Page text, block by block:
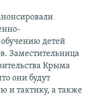
обучению детей
Заместительница
Крыма
они будут
и тактику, а также